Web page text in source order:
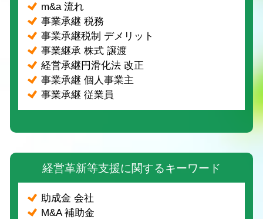
m&a 流れ
事業承継 税務
事業承継税制 デメリット
事業継承 株式 譲渡
経営承継円滑化法 改正
事業承継 個人事業主
事業承継 従業員
経営革新等支援に関するキーワード
助成金 会社
M&A 補助金